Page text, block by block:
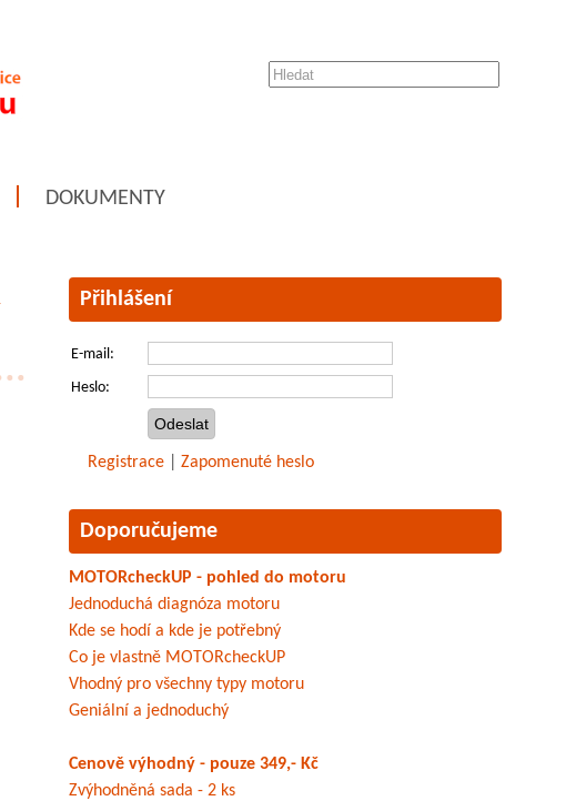
DOKUMENTY
Přihlášení
E-mail:
Heslo:
Registrace Zapomenuté heslo
Doporučujeme
MOTORcheckUP - pohled do motoru
Jednoduchá diagnóza motoru
Kde se hodí a kde je potřebný
Co je vlastně MOTORcheckUP
Vhodný pro všechny typy motoru
Geniální a jednoduchý
Cenově výhodný - pouze 349,- Kč
Zvýhodněná sada - 2 ks